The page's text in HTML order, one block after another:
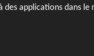
applications dans le